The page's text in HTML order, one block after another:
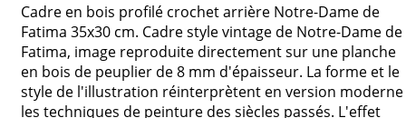
Cadre en bois profilé crochet arrière Notre-Dame de
Fatima 35x30 cm. Cadre style vintage de Notre-Dame de
Fatima, image reproduite directement sur une planche
en bois de peuplier de 8 mm d'épaisseur. La forme et le
style de l'illustration réinterprètent en version moderne
les techniques de peinture des siècles passés. L'effet